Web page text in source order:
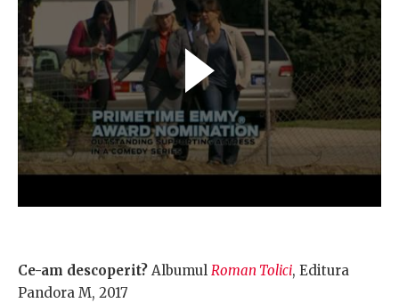
Ce-am descoperit? Albumul Roman Tolici, Editura
Pandora M, 2017